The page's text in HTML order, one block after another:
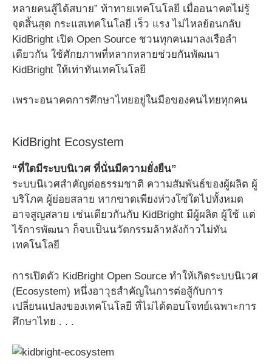
หลายคนสู้ได้สบาย” ท้าทายเทคโนโลยี เมื่ออนาคตไม่รู้
จุดสิ้นสุด กระแสเทคโนโลยี เร็ว แรง ไม่ไหลย้อนกลับ
KidBright เปิด Open Source ชวนทุกคนมาลงเรือลำ
เดียวกัน ใช้ศักยภาพที่หลากหลายช่วยกันพัฒนา
KidBright ให้เท่าทันเทคโนโลยี
เพราะอนาคตการศึกษาไทยอยู่ในมือของคนไทยทุกคน
KidBright Ecosystem
“ที่ใดมีระบบนิเวศ ที่นั่นมีความยั่งยืน”
ระบบนิเวศสำคัญต่อธรรมชาติ ความสัมพันธ์ของผู้ผลิต ผู้
บริโภค ผู้ย่อยสลาย หากขาดเพียงห่วงโซ่ใดไปทั้งหมด
อาจสูญสลาย เช่นเดียวกันกับ KidBright มีผู้ผลิต ผู้ใช้ แต่
ไร้การพัฒนา ก็จบเป็นนวัตกรรมล้าหลังก้าวไม่ทัน
เทคโนโลยี
การเปิดตัว KidBright Open Source ทำให้เกิดระบบนิเวศ
(Ecosystem) หนึ่งอาวุธสำคัญในการต่อสู้กับการ
เปลี่ยนแปลงของเทคโนโลยี ที่ไม่ได้ตอบโจทย์เฉพาะการ
ศึกษาไทย . . .